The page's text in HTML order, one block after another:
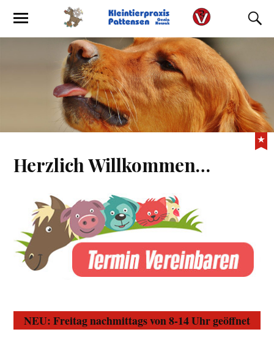
Herzlich Willkommen…
NEU: Freitag nachmittags von 8-14 Uhr geöffnet